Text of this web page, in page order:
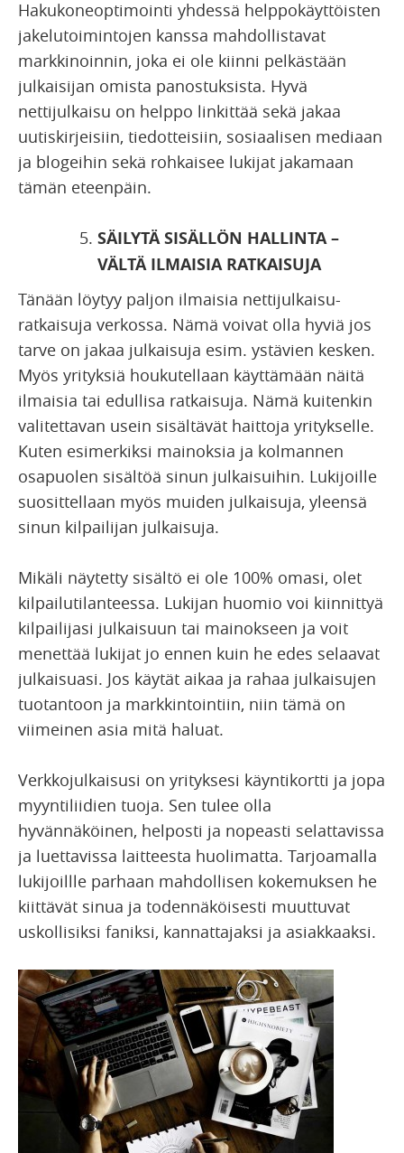
Hakukoneoptimointi yhdessä helppokäyttöisten
jakelutoimintojen kanssa mahdollistavat
markkinoinnin, joka ei ole kiinni pelkästään
julkaisijan omista panostuksista. Hyvä
nettijulkaisu on helppo linkittää sekä jakaa
uutiskirjeisiin, tiedotteisiin, sosiaalisen mediaan
ja blogeihin sekä rohkaisee lukijat jakamaan
tämän eteenpäin.
SÄILYTÄ SISÄLLÖN HALLINTA –
VÄLTÄ ILMAISIA RATKAISUJA
Tänään löytyy paljon ilmaisia nettijulkaisu-
ratkaisuja verkossa. Nämä voivat olla hyviä jos
tarve on jakaa julkaisuja esim. ystävien kesken.
Myös yrityksiä houkutellaan käyttämään näitä
ilmaisia tai edullisa ratkaisuja. Nämä kuitenkin
valitettavan usein sisältävät haittoja yritykselle.
Kuten esimerkiksi mainoksia ja kolmannen
osapuolen sisältöä sinun julkaisuihin. Lukijoille
suosittellaan myös muiden julkaisuja, yleensä
sinun kilpailijan julkaisuja.
Mikäli näytetty sisältö ei ole 100% omasi, olet
kilpailutilanteessa. Lukijan huomio voi kiinnittyä
kilpailijasi julkaisuun tai mainokseen ja voit
menettää lukijat jo ennen kuin he edes selaavat
julkaisuasi. Jos käytät aikaa ja rahaa julkaisujen
tuotantoon ja markkintointiin, niin tämä on
viimeinen asia mitä haluat.
Verkkojulkaisusi on yrityksesi käyntikortti ja jopa
myyntiliidien tuoja. Sen tulee olla
hyvännäköinen, helposti ja nopeasti selattavissa
ja luettavissa laitteesta huolimatta. Tarjoamalla
lukijoillle parhaan mahdollisen kokemuksen he
kiittävät sinua ja todennäköisesti muuttuvat
uskollisiksi faniksi, kannattajaksi ja asiakkaaksi.